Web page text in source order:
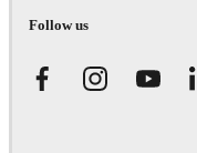
Follow us